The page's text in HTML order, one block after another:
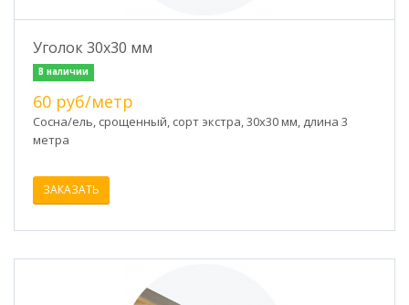
Уголок 30х30 мм
В наличии
60 руб/метр
Сосна/ель, срощенный, сорт экстра, 30х30 мм, длина 3
метра
ЗАКАЗАТЬ